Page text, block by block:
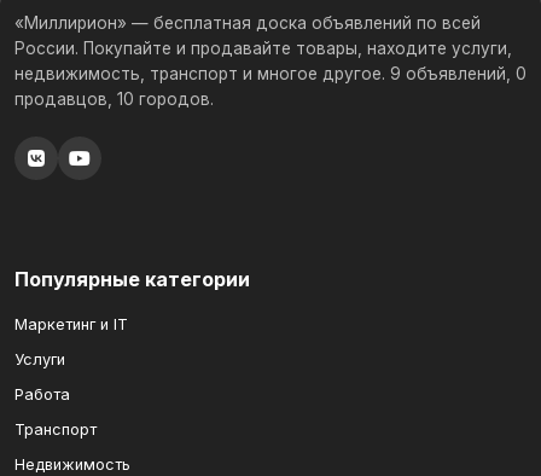
«Миллирион» — бесплатная доска объявлений по всей
России. Покупайте и продавайте товары, находите услуги,
недвижимость, транспорт и многое другое. 9 объявлений, 0
продавцов, 10 городов.
Популярные категории
Маркетинг и IT
Услуги
Работа
Транспорт
Недвижимость